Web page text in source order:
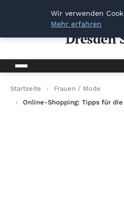
Dresden Sellout
Dresden
Startseite
Frauen / Mode
Online-Shopping: Tipps für die
Wir verwenden
Mehr erfahren